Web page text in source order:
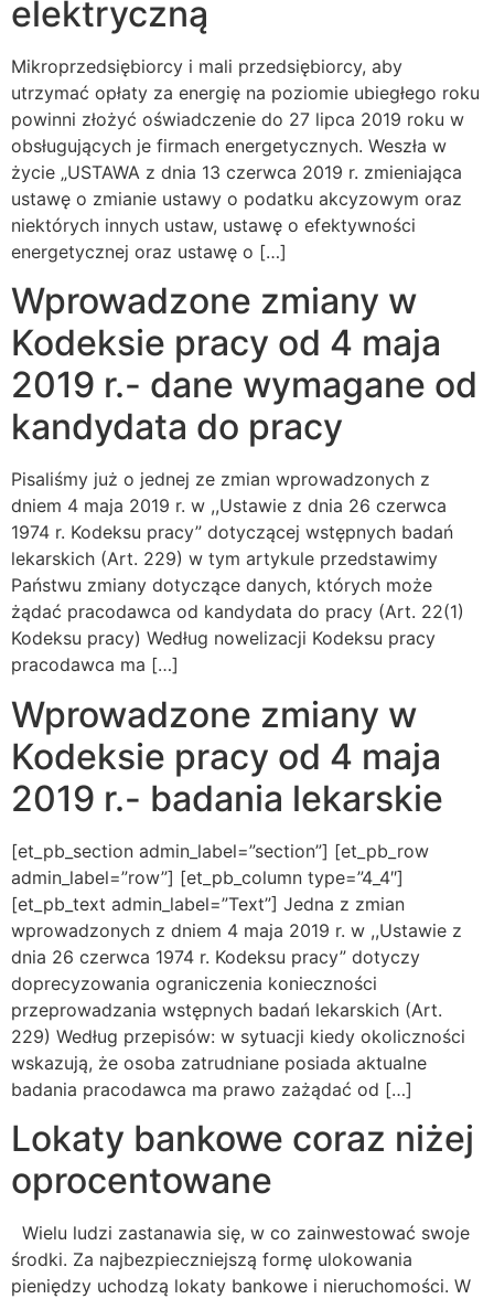
elektryczną
Mikroprzedsiębiorcy i mali przedsiębiorcy, aby
utrzymać opłaty za energię na poziomie ubiegłego roku
powinni złożyć oświadczenie do 27 lipca 2019 roku w
obsługujących je firmach energetycznych. Weszła w
życie „USTAWA z dnia 13 czerwca 2019 r. zmieniająca
ustawę o zmianie ustawy o podatku akcyzowym oraz
niektórych innych ustaw, ustawę o efektywności
energetycznej oraz ustawę o […]
Wprowadzone zmiany w
Kodeksie pracy od 4 maja
2019 r.- dane wymagane od
kandydata do pracy
Pisaliśmy już o jednej ze zmian wprowadzonych z
dniem 4 maja 2019 r. w ,,Ustawie z dnia 26 czerwca
1974 r. Kodeksu pracy” dotyczącej wstępnych badań
lekarskich (Art. 229) w tym artykule przedstawimy
Państwu zmiany dotyczące danych, których może
żądać pracodawca od kandydata do pracy (Art. 22(1)
Kodeksu pracy) Według nowelizacji Kodeksu pracy
pracodawca ma […]
Wprowadzone zmiany w
Kodeksie pracy od 4 maja
2019 r.- badania lekarskie
[et_pb_section admin_label=”section”] [et_pb_row
admin_label=”row”] [et_pb_column type=”4_4″]
[et_pb_text admin_label=”Text”] Jedna z zmian
wprowadzonych z dniem 4 maja 2019 r. w ,,Ustawie z
dnia 26 czerwca 1974 r. Kodeksu pracy” dotyczy
doprecyzowania ograniczenia konieczności
przeprowadzania wstępnych badań lekarskich (Art.
229) Według przepisów: w sytuacji kiedy okoliczności
wskazują, że osoba zatrudniane posiada aktualne
badania pracodawca ma prawo zażądać od […]
Lokaty bankowe coraz niżej
oprocentowane
Wielu ludzi zastanawia się, w co zainwestować swoje
środki. Za najbezpieczniejszą formę ulokowania
pieniędzy uchodzą lokaty bankowe i nieruchomości. W